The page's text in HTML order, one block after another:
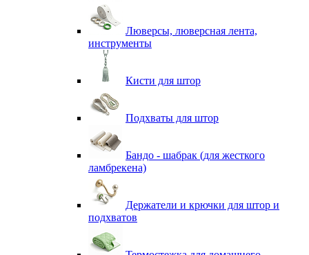
Люверсы, люверсная лента,
инструменты
Кисти для штор
Подхваты для штор
Бандо - шабрак (для жесткого
ламбрекена)
Держатели и крючки для штор и
подхватов